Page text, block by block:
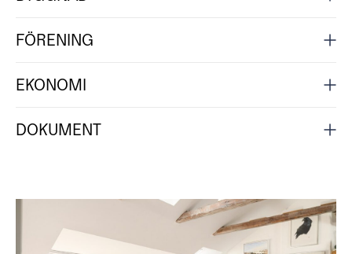
FÖRENING
EKONOMI
DOKUMENT